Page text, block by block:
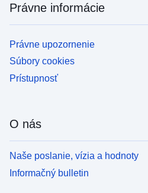
Právne informácie
Právne upozornenie
Súbory cookies
Prístupnosť
O nás
Naše poslanie, vízia a hodnoty
Informačný bulletin